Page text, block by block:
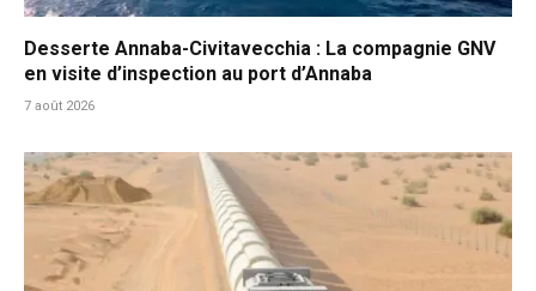
Desserte Annaba-Civitavecchia : La compagnie GNV
en visite d’inspection au port d’Annaba
7 août 2026